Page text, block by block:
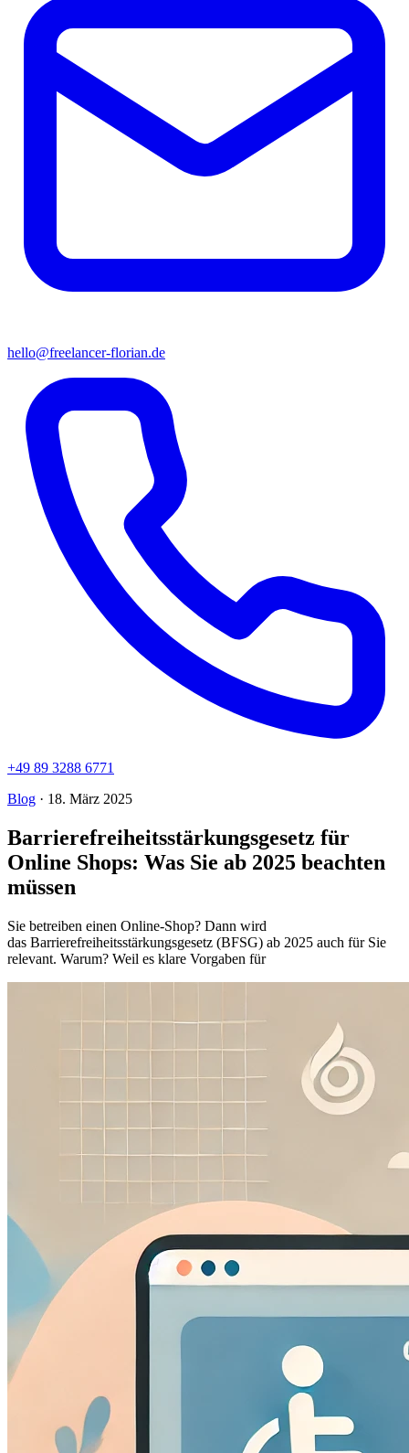
hello@freelancer-florian.de
+49 89 3288 6771
Blog · 18. März 2025
Barrierefreiheitsstärkungsgesetz für
Online Shops: Was Sie ab 2025 beachten
müssen
Sie betreiben einen Online-Shop? Dann wird
das Barrierefreiheitsstärkungsgesetz (BFSG) ab 2025 auch für Sie
relevant. Warum? Weil es klare Vorgaben für